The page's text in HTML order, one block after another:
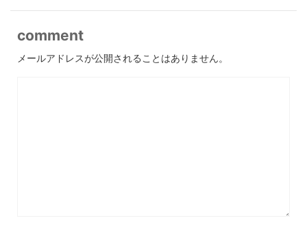
comment
メールアドレスが公開されることはありません。